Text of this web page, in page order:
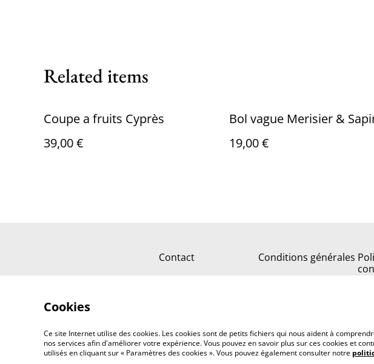
Related items
Coupe a fruits Cyprès
39,00 €
Bol vague Merisier &
19,00 €
Contact Conditions générales
©2026 Au bois tournant
Cookies
Ce site Internet utilise des cookies. Les cookies sont de petits fichiers qui nous aident à
nos services afin d'améliorer votre expérience. Vous pouvez en savoir plus sur ces cookies et
utilisés en cliquant sur « Paramètres des cookies ». Vous pouvez également consulter notre